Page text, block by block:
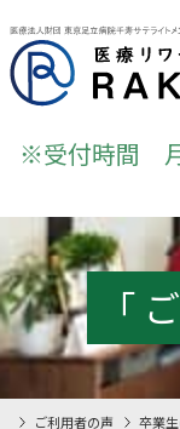
※受付時間
「
ご利用者の声 卒業